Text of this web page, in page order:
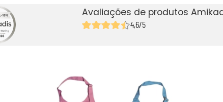
Avaliações de produtos
4,6/5